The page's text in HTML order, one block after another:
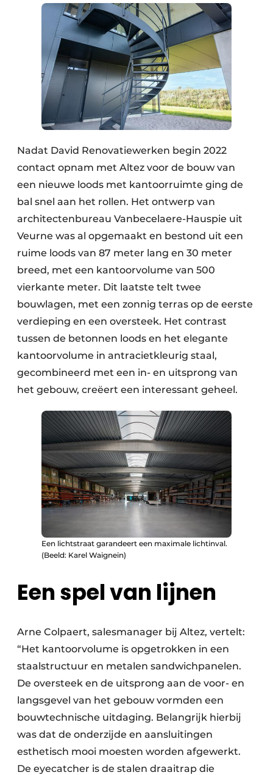
Nadat David Renovatiewerken begin 2022
contact opnam met Altez voor de bouw van
een nieuwe loods met kantoorruimte ging de
bal snel aan het rollen. Het ontwerp van
architectenbureau Vanbecelaere-Hauspie uit
Veurne was al opgemaakt en bestond uit een
ruime loods van 87 meter lang en 30 meter
breed, met een kantoorvolume van 500
vierkante meter. Dit laatste telt twee
bouwlagen, met een zonnig terras op de eerste
verdieping en een oversteek. Het contrast
tussen de betonnen loods en het elegante
kantoorvolume in antracietkleurig staal,
gecombineerd met een in- en uitsprong van
het gebouw, creëert een interessant geheel.
Een lichtstraat garandeert een maximale lichtinval.
(Beeld: Karel Waignein)
Een spel van lijnen
Arne Colpaert, salesmanager bij Altez, vertelt:
“Het kantoorvolume is opgetrokken in een
staalstructuur en metalen sandwichpanelen.
De oversteek en de uitsprong aan de voor- en
langsgevel van het gebouw vormden een
bouwtechnische uitdaging. Belangrijk hierbij
was dat de onderzijde en aansluitingen
esthetisch mooi moesten worden afgewerkt.
De eyecatcher is de stalen draaitrap die